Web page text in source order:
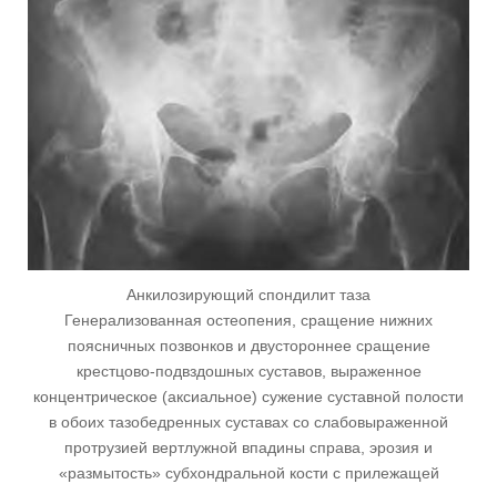
Анкилозирующий спондилит таза
Генерализованная остеопения, сращение нижних
поясничных позвонков и двустороннее сращение
крестцово-подвздошных суставов, выраженное
концентрическое (аксиальное) сужение суставной полости
в обоих тазобедренных суставах со слабовыраженной
протрузией вертлужной впадины справа, эрозия и
«размытость» субхондральной кости с прилежащей